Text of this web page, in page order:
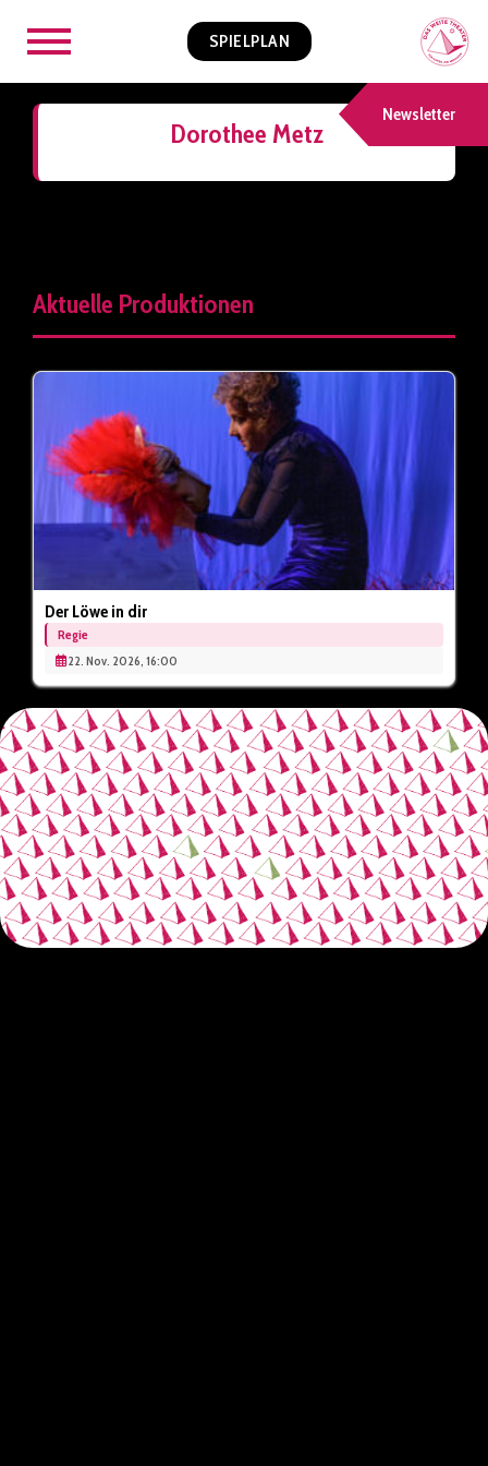
SPIELPLAN
Newsletter
Dorothee Metz
Aktuelle Produktionen
Der Löwe in dir
Regie
22. Nov. 2026, 16:00